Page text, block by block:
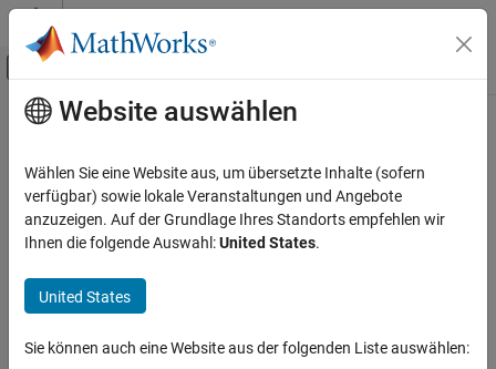
Weiter zum Inhalt
Umschaltung für Off-Canvas-
Startseite der Dokumentation
Hauptinhalt
How useful was this information?
Website auswählen
Wählen Sie eine Website aus, um übersetzte Inhalte (sofern
verfügbar) sowie lokale Veranstaltungen und Angebote
anzuzeigen. Auf der Grundlage Ihres Standorts empfehlen wir
Ihnen die folgende Auswahl:United States.
United States
Sie können auch eine Website aus der folgenden Liste auswählen: